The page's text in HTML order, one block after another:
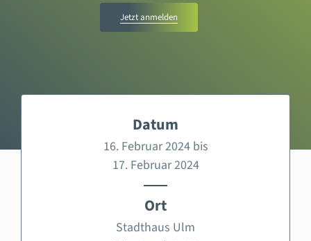
Jetzt anmelden
Datum
16. Februar 2024 bis
17. Februar 2024
Ort
Stadthaus Ulm